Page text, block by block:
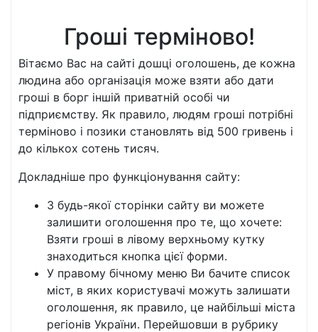
Гроші терміново!
Вітаємо Вас на сайті дошці оголошень, де кожна
людина або організація може взяти або дати
гроші в борг іншій приватній особі чи
підприємству. Як правило, людям гроші потрібні
терміново і позики становлять від 500 гривень і
до кількох сотень тисяч.
Докладніше про функціонування сайту:
З будь-якої сторінки сайту ви можете
залишити оголошення про те, що хочете:
Взяти гроші в лівому верхньому кутку
знаходиться кнопка цієї форми.
У правому бічному меню Ви бачите список
міст, в яких користувачі можуть залишати
оголошення, як правило, це найбільші міста
регіонів України. Перейшовши в рубрику